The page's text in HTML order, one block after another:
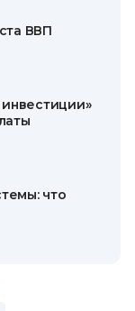
ВВП
что